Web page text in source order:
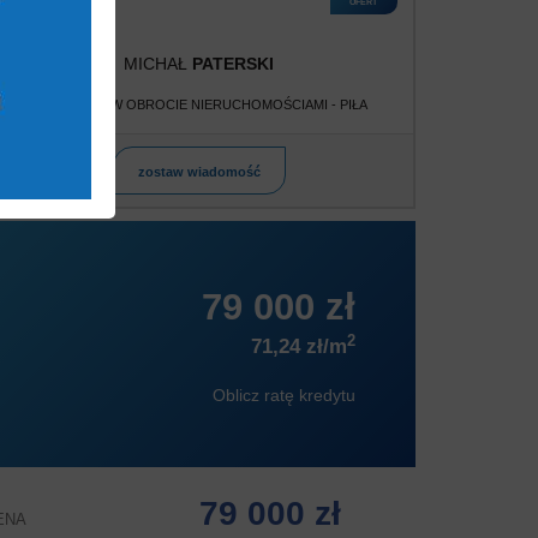
MICHAŁ PATERSKI
POŚREDNIK W OBROCIE NIERUCHOMOŚCIAMI - PIŁA
zostaw wiadomość
79 000 zł
71,24 zł/m2
Oblicz ratę kredytu
79 000 zł